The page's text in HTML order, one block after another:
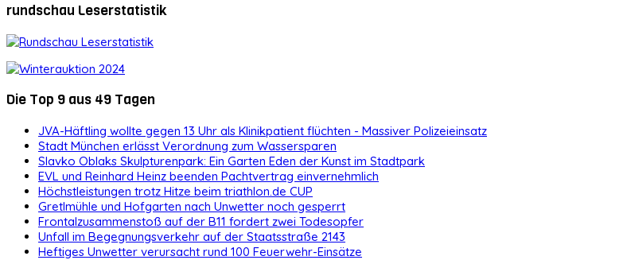
rundschau Leserstatistik
Die Top 9 aus 49 Tagen
JVA-Häftling wollte gegen 13 Uhr als Klinikpatient flüchten - Massiver Polizeieinsatz
Stadt München erlässt Verordnung zum Wassersparen
Slavko Oblaks Skulpturenpark: Ein Garten Eden der Kunst im Stadtpark
EVL und Reinhard Heinz beenden Pachtvertrag einvernehmlich
Höchstleistungen trotz Hitze beim triathlon.de CUP
Gretlmühle und Hofgarten nach Unwetter noch gesperrt
Frontalzusammenstoß auf der B11 fordert zwei Todesopfer
Unfall im Begegnungsverkehr auf der Staatsstraße 2143
Heftiges Unwetter verursacht rund 100 Feuerwehr-Einsätze